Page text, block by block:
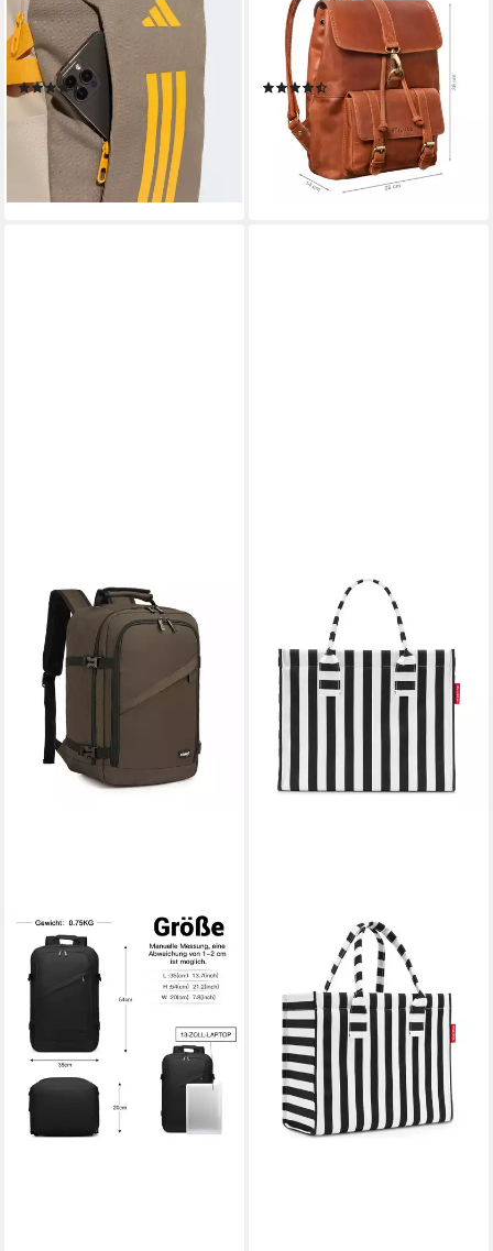
Sportrucksack
ADIDAS APWR RUCKSACK
(1-tlg)
(41)
39,99 €
lieferbar - in 1-2 Werktagen bei dir
+7
Cityrucksack "Kacey" Daypack
Damen Leder 13.3 Zoll
Lederrucksack Unirucksack
(2)
147,90 € UVP 174,90 €
-15%
lieferbar - in 2-3 Werktagen bei dir
+6